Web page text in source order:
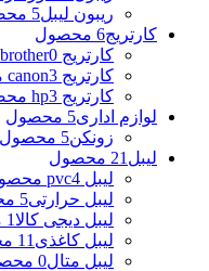
ریبون لیبل5 محصول
کارتریج6 محصول
کارتریج brother 0 محصولات
کارتریج canon 3 محصول
کارتریج hp 3 محصول
لوازم اداری5 محصول
زونکن5 محصول
لیبل 21 محصول
لیبل pvc 4 محصول
لیبل حرارتی5 محصول
لیبل دیجی کالا1 محصولات
لیبل کاغذی 11 محصول
لیبل متال0 محصولات